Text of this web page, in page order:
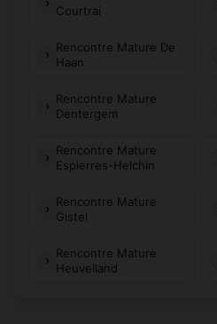
Courtrai
Rencontre Mature De
Haan
Rencontre Mature
Dentergem
Rencontre Mature
Espierres-Helchin
Rencontre Mature
Gistel
Rencontre Mature
Heuvelland